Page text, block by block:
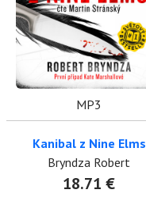
MP3
Kanibal z Nine Elms
Bryndza Robert
18.71 €